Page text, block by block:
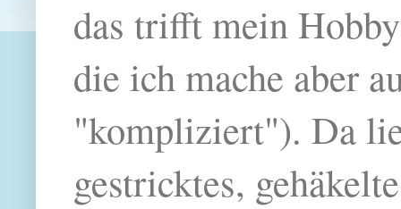
das trifft mein
die ich mache aber
"kompliziert"). Da
gestricktes,